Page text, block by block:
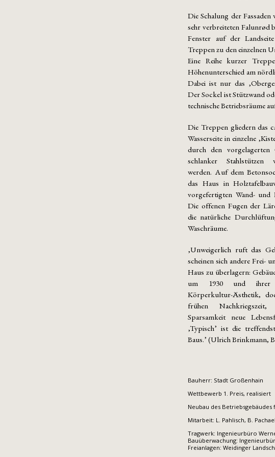
Die Schalung der
sehr verbreiteten Falunrød
Fenster auf der
Treppen zu den einzelnen
Eine Reihe kurzer
Höhenunterschied am
Dabei ist nur das
Der Sockel ist Stützwand
technische Betriebsräume
Die Treppen gliedern das
Wasserseite in einzelne
durch den
schlanker Stahlstützen
werden. Auf dem
das Haus in
vorgefertigten Wand- und
Die offenen Fugen der
die natürliche
Waschräume.
‚Unweigerlich ruft das
scheinen sich andere Frei-
Haus zu überlagern:
um 1930 und ihrer
Körperkultur-Ästhetik,
frühen
Sparsamkeit neue
‚Typisch’ ist die
Baus.’ (Ulrich Brinkmann,
Bauherr: Stadt Großenhain
Wettbewerb 1. Preis, realisiert
Neubau des Betriebsgebäudes
Mitarbeit: L. Pahlisch, B.
Tragwerk: Ingenieurbüro
Bauüberwachung:
Freianlagen: Weidinger